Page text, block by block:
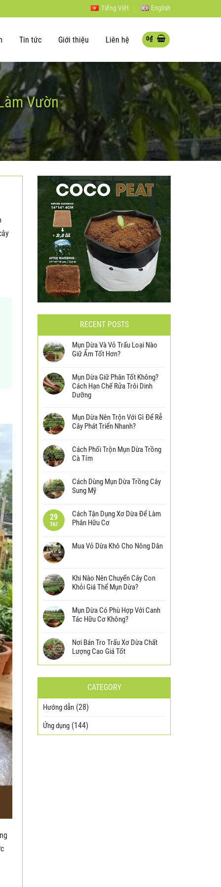
Tiếng Việt English
Tin tức Giới thiệu Liên hệ 0₫
Vườn
RECENT POSTS
Mụn Dừa Và Vỏ Trấu Loại Nào
Giữ Ẩm Tốt Hơn?
Mụn Dừa Giữ Phân Tốt Không?
Cách Hạn Chế Rửa Trôi Dinh
Dưỡng
Mụn Dừa Nên Trộn Với Gì Để Rễ
Cây Phát Triển Nhanh?
Cách Phối Trộn Mụn Dừa Trồng
Cà Tím
Cách Dùng Mụn Dừa Trồng Cây
Sung Mỹ
29
Th7
Cách Tận Dụng Xơ Dừa Để Làm
Phân Hữu Cơ
Mua Vỏ Dừa Khô Cho Nông Dân
Khi Nào Nên Chuyển Cây Con
Khỏi Giá Thể Mụn Dừa?
Mụn Dừa Có Phù Hợp Với Canh
Tác Hữu Cơ Không?
Nơi Bán Tro Trấu Xơ Dừa Chất
Lượng Cao Giá Tốt
CATEGORY
Hướng dẫn (28)
Ứng dụng (144)